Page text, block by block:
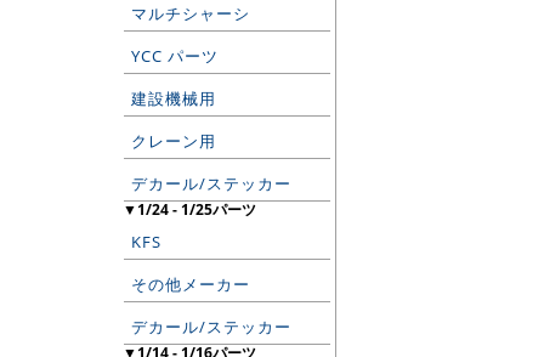
マルチシャーシ
YCC パーツ
建設機械用
クレーン用
デカール/ステッカー
▼1/24 - 1/25パーツ
KFS
その他メーカー
デカール/ステッカー
▼1/14 - 1/16パーツ